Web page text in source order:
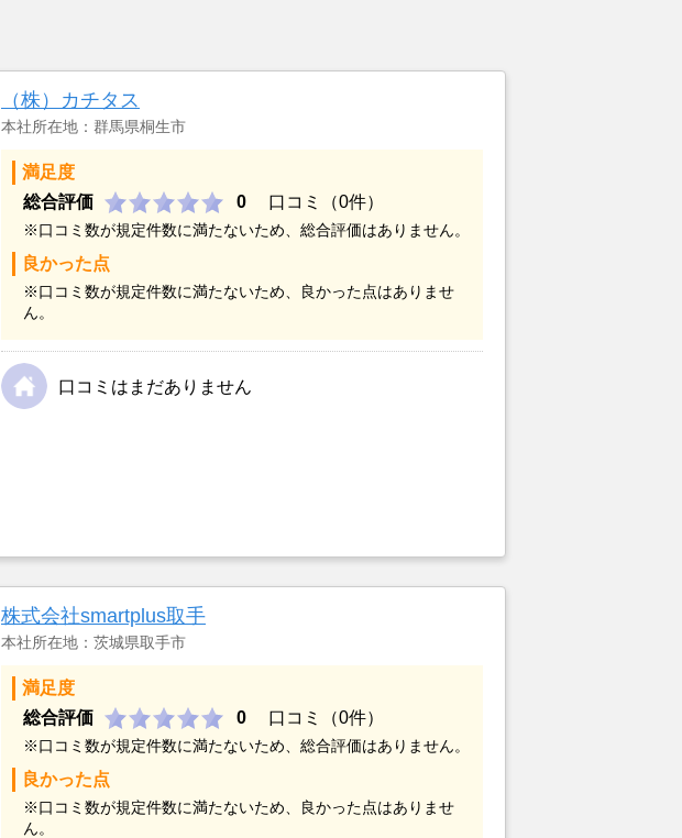
（株）カチタス
本社所在地：群馬県桐生市
満足度
総合評価
0 口コミ（0件）
※口コミ数が規定件数に満たないため、総合評価はありません。
良かった点
※口コミ数が規定件数に満たないため、良かった点はありませ
ん。
口コミはまだありません
株式会社smartplus取手
本社所在地：茨城県取手市
満足度
総合評価
0 口コミ（0件）
※口コミ数が規定件数に満たないため、総合評価はありません。
良かった点
※口コミ数が規定件数に満たないため、良かった点はありませ
ん。